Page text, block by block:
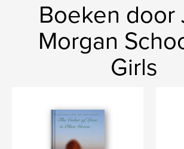
Boeken door
Morgan
Girls